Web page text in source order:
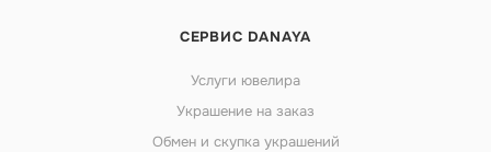
СЕРВИС DANAYA
Услуги ювелира
Украшение на заказ
Обмен и скупка украшений